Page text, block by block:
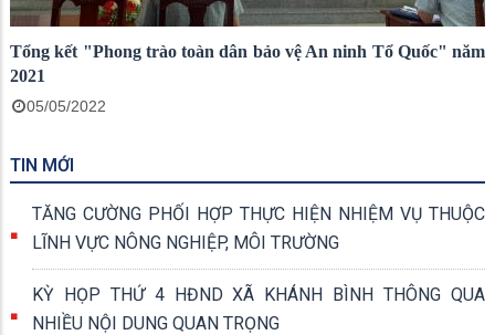
Tổng kết "Phong trào toàn dân bảo vệ An ninh Tổ Quốc" năm
2021
05/05/2022
TIN MỚI
TĂNG CƯỜNG PHỐI HỢP THỰC HIỆN NHIỆM VỤ THUỘC
LĨNH VỰC NÔNG NGHIỆP, MÔI TRƯỜNG
KỲ HỌP THỨ 4 HĐND XÃ KHÁNH BÌNH THÔNG QUA
NHIỀU NỘI DUNG QUAN TRỌNG